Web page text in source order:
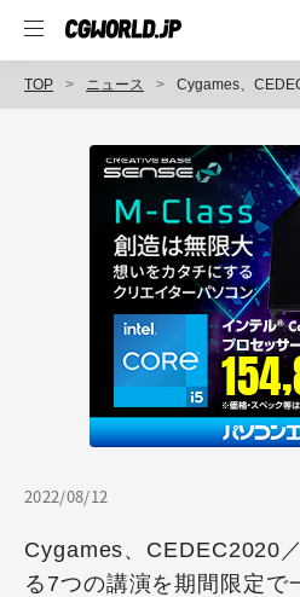
TOP ニュース Cygames、CEDEC2020／
2022/08/12
Cygames、CEDEC2020
る7つの講演を期間限定で